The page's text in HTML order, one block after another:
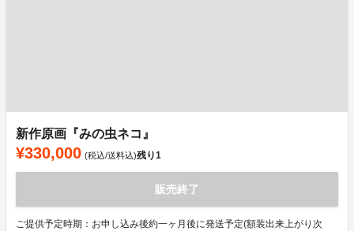
新作原画『みの虫ネコ』
¥330,000 (税込/送料込)残り1
販売終了
ご提供予定時期：お申し込み後約一ヶ月後に発送予定(額装出来上がり次